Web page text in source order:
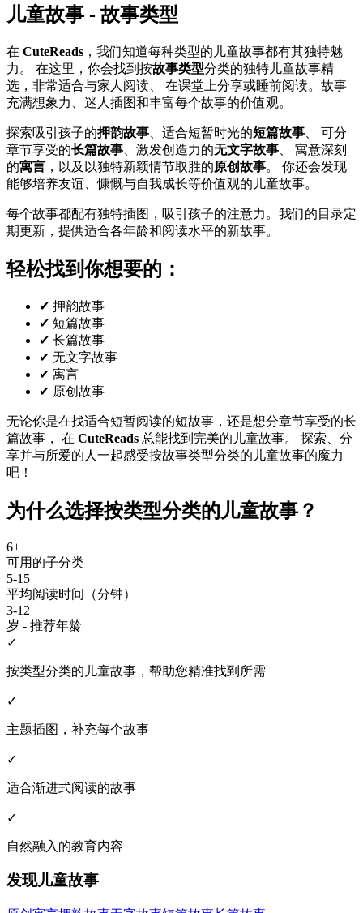
儿童故事 - 故事类型
在 CuteReads ，我们知道每种类型的儿童故事都有其独特魅
力。 在这里，你会找到按故事类型分类的独特儿童故事精
选，非常适合与家人阅读、 在课堂上分享或睡前阅读。故事
充满想象力、迷人插图和丰富每个故事的价值观。
探索吸引孩子的押韵故事 、适合短暂时光的短篇故事 、 可分
章节享受的长篇故事 、激发创造力的无文字故事 、 寓意深刻
的寓言 ，以及以独特新颖情节取胜的原创故事。 你还会发现
能够培养友谊、慷慨与自我成长等价值观的儿童故事。
每个故事都配有独特插图，吸引孩子的注意力。我们的目录定
期更新，提供适合各年龄和阅读水平的新故事。
轻松找到你想要的：
✔ 押韵故事
✔ 短篇故事
✔ 长篇故事
✔ 无文字故事
✔ 寓言
✔ 原创故事
无论你是在找适合短暂阅读的短故事，还是想分章节享受的长
篇故事， 在 CuteReads 总能找到完美的儿童故事。 探索、分
享并与所爱的人一起感受按故事类型分类的儿童故事的魔力
吧！
为什么选择按类型分类的儿童故事？
6+
可用的子分类
5-15
平均阅读时间（分钟）
3-12
岁 - 推荐年龄
✓
按类型分类的儿童故事，帮助您精准找到所需
✓
主题插图，补充每个故事
✓
适合渐进式阅读的故事
✓
自然融入的教育内容
发现儿童故事